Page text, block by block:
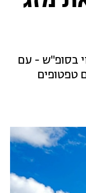
בסופ"ש - עם
טפטופים